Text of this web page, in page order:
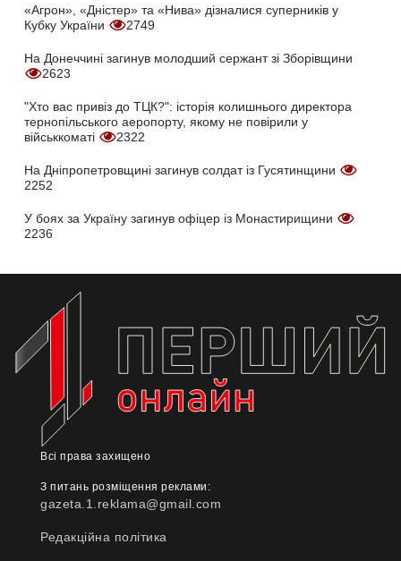
«Агрон», «Дністер» та «Нива» дізналися суперників у
Кубку України
2749
На Донеччині загинув молодший сержант зі Зборівщини
2623
"Хто вас привіз до ТЦК?": історія колишнього директора
тернопільського аеропорту, якому не повірили у
військкоматі
2322
На Дніпропетровщині загинув солдат із Гусятинщини
2252
У боях за Україну загинув офіцер із Монастирищини
2236
Всі права захищено
З питань розміщення реклами:
gazeta.1.reklama@gmail.com
Редакційна політика